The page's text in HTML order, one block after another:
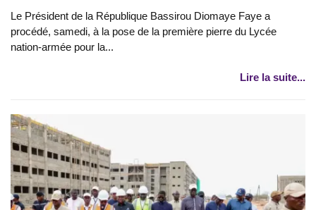
Le Président de la République Bassirou Diomaye Faye a
procédé, samedi, à la pose de la première pierre du Lycée
nation-armée pour la...
Lire la suite...